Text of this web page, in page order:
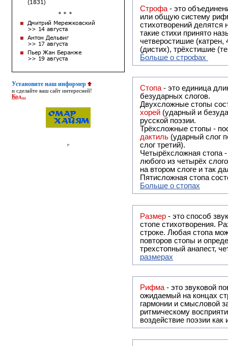
Установите наш информер
и сделайте ваш сайт интересней!
Код...
Строфа - это объединение двух
или общую систему рифм, и регулярно или периодически
стихотворений делятся на строфы и т.о. являются строфическими.
такие стихи принято называть астрофическими. Самая популярная строфа в русской поэзии -
четверостишие
(дистих), трёхстишие
Больше о строфах
Стопа - это единица
безударных слогов.
Двухсложные стопы
хорей (ударный и
русской поэзии.
Трёхсложные стопы -
дактиль (ударный слог
слог третий).
Четырёхсложная стопа
любого из четырёх
на втором слоге и так
Пятисложная стопа
Больше о стопах
Размер - это способ
стопе стихотворения.
строке. Любая стопа
повторов стопы и
трехстопный анапест,
размерах
Рифма - это звуковой повтор, традиционно используемый в поэзии и, как
ожидаемый на концах
гармонии и смысловой
ритмическому
воздействие поэзии